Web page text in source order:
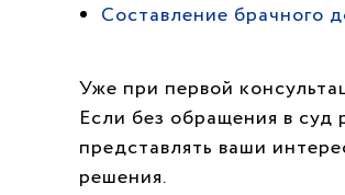
Составление брачного
Уже при первой
Если без обращения в
представлять ваши
решения.